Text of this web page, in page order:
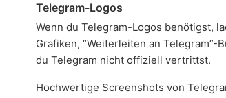
Telegram-Logos
Wenn du Telegram-Logos benötigst,
Grafiken, “Weiterleiten an
du Telegram nicht offiziell vertrittst.
Hochwertige Screenshots von